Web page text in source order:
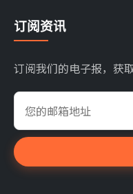
订阅资讯
订阅我们的电子报，获